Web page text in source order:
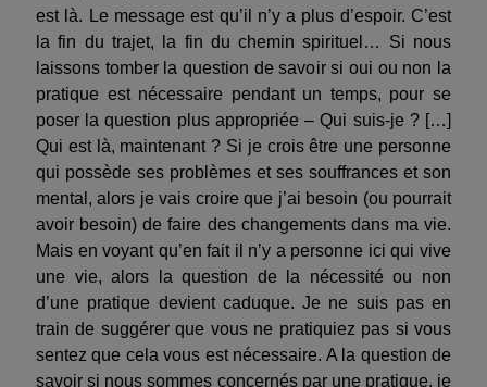
est là. Le message est qu’il n’y a plus d’espoir. C’est
la fin du trajet, la fin du chemin spirituel… Si nous
laissons tomber la question de savoir si oui ou non la
pratique est nécessaire pendant un temps, pour se
poser la question plus appropriée – Qui suis-je ? […]
Qui est là, maintenant ? Si je crois être une personne
qui possède ses problèmes et ses souffrances et son
mental, alors je vais croire que j’ai besoin (ou pourrait
avoir besoin) de faire des changements dans ma vie.
Mais en voyant qu’en fait il n’y a personne ici qui vive
une vie, alors la question de la nécessité ou non
d’une pratique devient caduque. Je ne suis pas en
train de suggérer que vous ne pratiquiez pas si vous
sentez que cela vous est nécessaire. A la question de
savoir si nous sommes concernés par une pratique, je